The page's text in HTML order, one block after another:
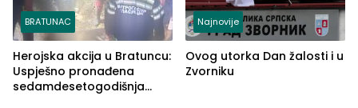
BRATUNAC
Herojska akcija u Bratuncu:
Uspješno pronađena
sedamdesetogodišnja
Najnovije
Ovog utorka Dan žalosti i u
Zvorniku